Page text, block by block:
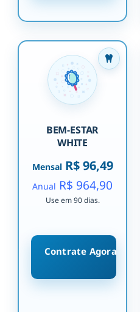
BEM-ESTAR
WHITE
MensalR$ 96,49
Anual R$ 964,90
Use em 90 dias.
Contrate Agora